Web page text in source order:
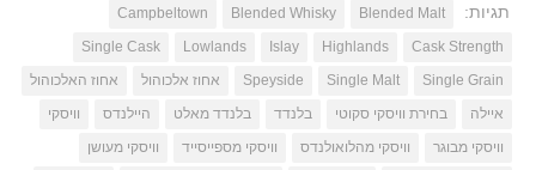
תגיות: Blended Malt
Blended Whisky
Campbeltown
Cask Strength
Highlands
Islay
Lowlands
Single Cask
Single Grain
Single Malt
Speyside אחוז אלכוהול
אחוז האלכוהול
איילה
בחירת וויסקי סקוטי בלנדד בלנדד מאלט היילנדס
וויסקי
וויסקי מבוגר
וויסקי מהלואולנדס וויסקי מספייסייד
וויסקי מעושן